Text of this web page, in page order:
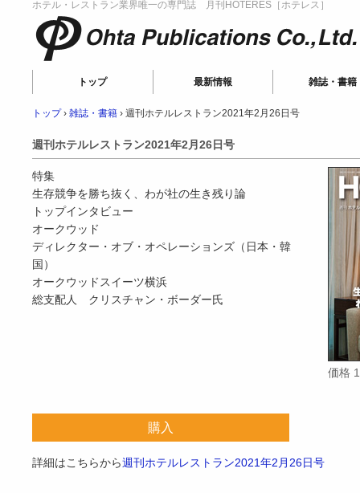
ホテル・レストラン業界唯一の専門誌 月刊HOTERES［ホテレス］
Ohta Publications
トップ 最新情報 雑誌・書籍
トップ › 雑誌・書籍 › 週刊ホテルレストラン2021年2月26日号
週刊ホテルレストラン2021年2月26日号
特集
生存競争を勝ち抜く、わが社の生き残り論
トップインタビュー
オークウッド
ディレクター・オブ・オペレーションズ（日本・韓
国）
オークウッドスイーツ横浜
総支配人 クリスチャン・ボーダー氏
価格
購入
詳細はこちらから週刊ホテルレストラン2021年2月26日号